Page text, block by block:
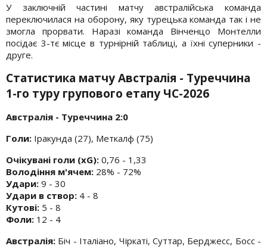
У заключній частині матчу австралійська команда
переключилася на оборону, яку турецька команда так і не
змогла прорвати. Наразі команда Вінченцо Монтелли
посідає 3-тє місце в турнірній таблиці, а їхні суперники -
друге.
Статистика матчу Австралія - Туреччина
1-го туру групового етапу ЧС-2026
Австралія - Туреччина 2:0
Голи: Іракунда (27), Меткалф (75)
Очікувані голи (xG): 0,76 - 1,33
Володіння м'ячем: 28% - 72%
Удари: 9 - 30
Удари в створ: 4 - 8
Кутові: 5 - 8
Фоли: 12 - 4
Австралія: Біч - Італіано, Чіркаті, Суттар, Берджесс, Босс -